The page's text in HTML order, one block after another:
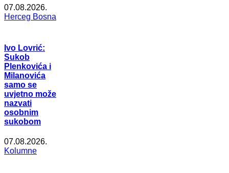
07.08.2026.
Herceg Bosna
Ivo Lovrić:
Sukob
Plenkovića i
Milanovića
samo se
uvjetno može
nazvati
osobnim
sukobom
07.08.2026.
Kolumne